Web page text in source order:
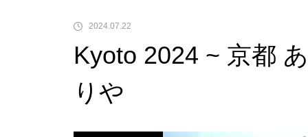
2024.07.22
Kyoto 2024 ~ 京都
りや